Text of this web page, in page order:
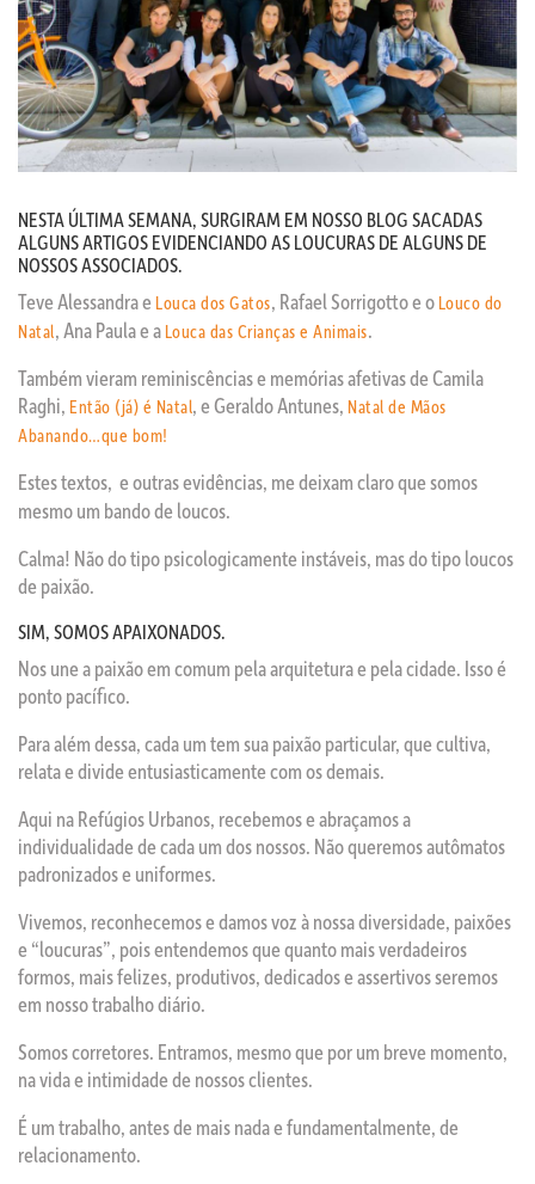
NESTA ÚLTIMA SEMANA, SURGIRAM EM NOSSO BLOG SACADAS
ALGUNS ARTIGOS EVIDENCIANDO AS LOUCURAS DE ALGUNS DE
NOSSOS ASSOCIADOS.
Teve Alessandra e Louca dos Gatos, Rafael Sorrigotto e o Louco do
Natal, Ana Paula e a Louca das Crianças e Animais.
Também vieram reminiscências e memórias afetivas de Camila
Raghi, Então (já) é Natal, e Geraldo Antunes, Natal de Mãos
Abanando…que bom!
Estes textos, e outras evidências, me deixam claro que somos
mesmo um bando de loucos.
Calma! Não do tipo psicologicamente instáveis, mas do tipo loucos
de paixão.
SIM, SOMOS APAIXONADOS.
Nos une a paixão em comum pela arquitetura e pela cidade. Isso é
ponto pacífico.
Para além dessa, cada um tem sua paixão particular, que cultiva,
relata e divide entusiasticamente com os demais.
Aqui na Refúgios Urbanos, recebemos e abraçamos a
individualidade de cada um dos nossos. Não queremos autômatos
padronizados e uniformes.
Vivemos, reconhecemos e damos voz à nossa diversidade, paixões
e “loucuras”, pois entendemos que quanto mais verdadeiros
formos, mais felizes, produtivos, dedicados e assertivos seremos
em nosso trabalho diário.
Somos corretores. Entramos, mesmo que por um breve momento,
na vida e intimidade de nossos clientes.
É um trabalho, antes de mais nada e fundamentalmente, de
relacionamento.